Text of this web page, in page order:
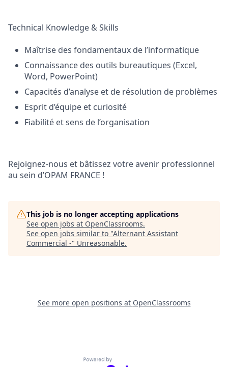
Technical Knowledge & Skills
Maîtrise des fondamentaux de l’informatique
Connaissance des outils bureautiques (Excel,
Word, PowerPoint)
Capacités d’analyse et de résolution de problèmes
Esprit d’équipe et curiosité
Fiabilité et sens de l’organisation
Rejoignez-nous et bâtissez votre avenir professionnel
au sein d’OPAM FRANCE !
This job is no longer accepting applications
See open jobs at OpenClassrooms.
See open jobs similar to "Alternant Assistant
Commercial -" Unreasonable.
See more open positions at OpenClassrooms
Powered by Getro.com